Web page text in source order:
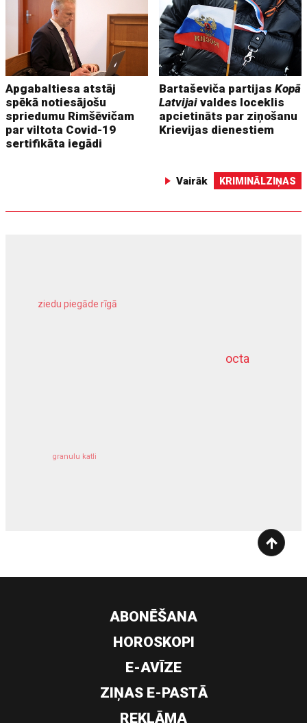
Apgabaltiesa atstāj
spēkā notiesājošu
spriedumu Rimšēvičam
par viltota Covid-19
sertifikāta iegādi
Bartaševiča partijasKopā
Latvijai valdes loceklis
apcietināts par ziņošanu
Krievijas dienestiem
Vairāk KRIMINĀLZIŅAS
octa
ziedu piegāde rīgā
granulu katli
dziļurbums
ABONĒŠANA
HOROSKOPI
E-AVĪZE
ZIŅAS E-PASTĀ
REKLĀMA